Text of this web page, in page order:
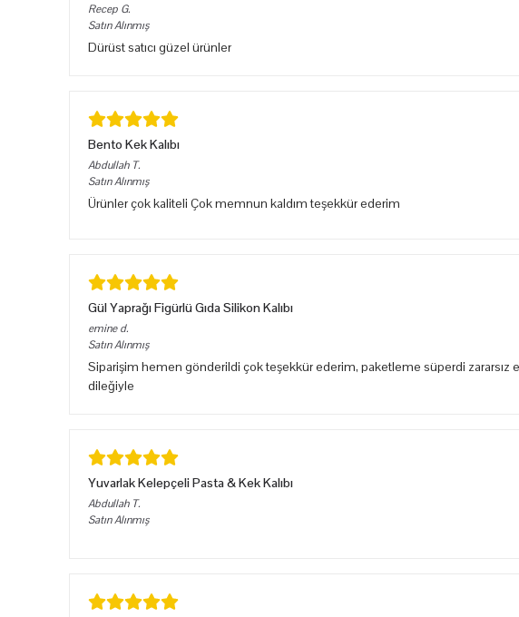
Recep G.
Satın Alınmış
Dürüst satıcı güzel ürünler
Bento Kek Kalıbı
Abdullah T.
Satın Alınmış
Ürünler çok kaliteli Çok memnun kaldım teşekkür ederim
Gül Yaprağı Figürlü Gıda Silikon Kalıbı
emine d.
Satın Alınmış
Siparişim hemen gönderildi çok teşekkür ederim, paketleme süperdi zararsız
dileğiyle
Yuvarlak Kelepçeli Pasta & Kek Kalıbı
Abdullah T.
Satın Alınmış